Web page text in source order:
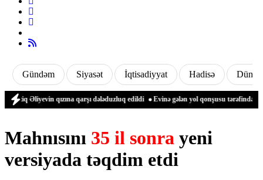
Gündəm Siyasət İqtisadiyyat Hadisə Dünya
qızına qarşı dələduzluq edildi Evinə gələn yol qonşusu tərəfindən zəbt
Mahnısını 35 il sonra yeni
versiyada təqdim etdi